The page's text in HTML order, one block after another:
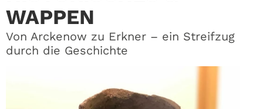
WAPPEN
Von Arckenow zu Erkner – ein Streifzug
durch die Geschichte